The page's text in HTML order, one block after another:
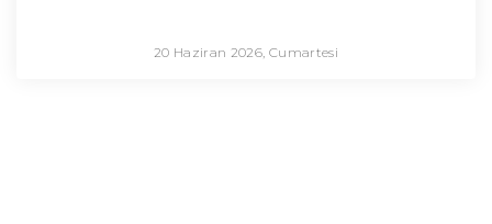
20 Haziran 2026, Cumartesi